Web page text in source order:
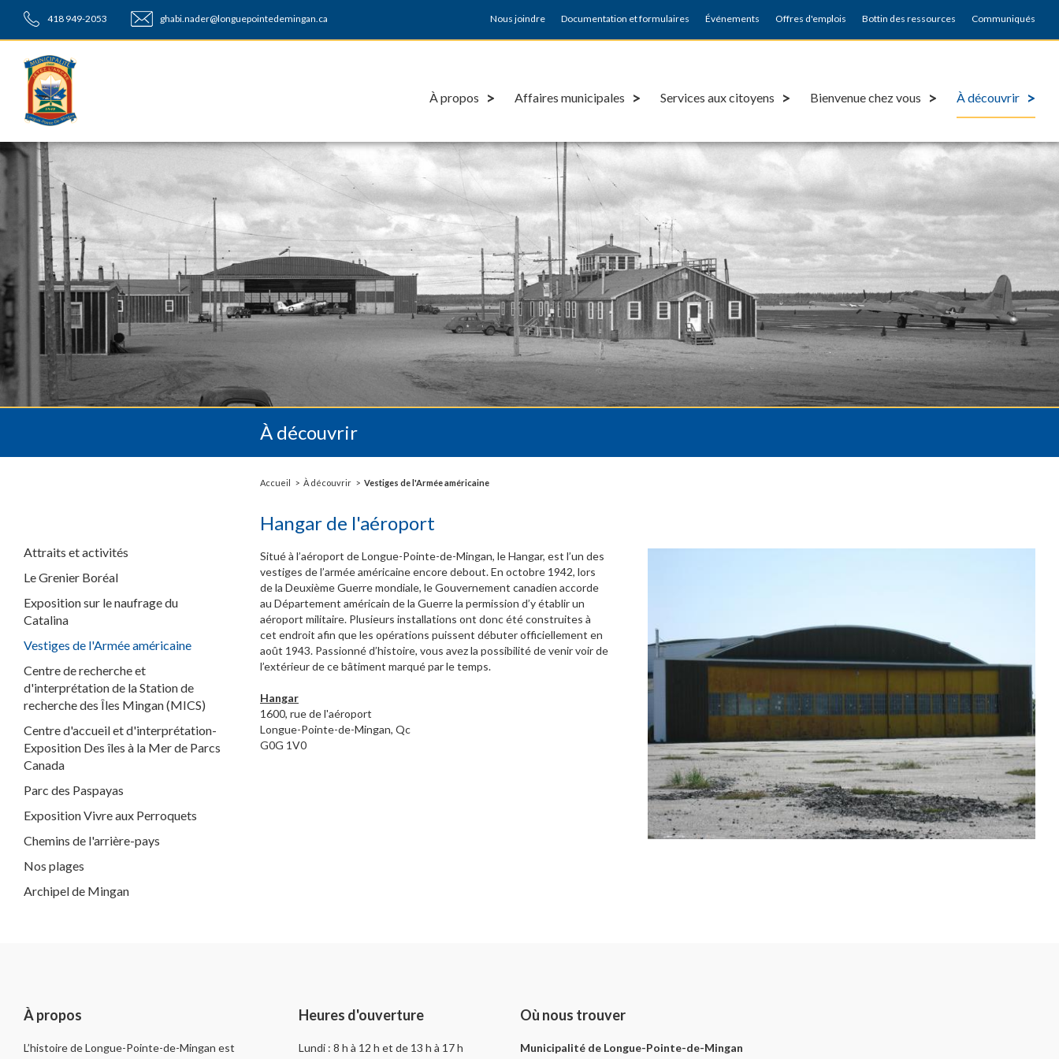
À propos Affaires municipales Services aux citoyens Bienvenue chez vous À découvrir
418 949-2053 ghabi.nader@longuepointedemingan.ca Nous joindre Documentation et formulaires Événements Offres d'emplois Bottin des ressources Communiqués
À découvrir
Attraits et activités
Le Grenier Boréal
Exposition sur le naufrage du
Catalina
Vestiges de l'Armée américaine
Centre de recherche et
d'interprétation de la Station de
recherche des Îles Mingan (MICS)
Centre d'accueil et d'interprétation-
Exposition Des îles à la Mer de Parcs
Canada
Parc des Paspayas
Exposition Vivre aux Perroquets
Chemins de l'arrière-pays
Nos plages
Archipel de Mingan
Accueil À découvrir Vestiges de l'Armée américaine
Hangar de l'aéroport
Situé à l’aéroport de Longue-Pointe-de-Mingan, le Hangar, est l’un des
vestiges de l’armée américaine encore debout. En octobre 1942, lors
de la Deuxième Guerre mondiale, le Gouvernement canadien accorde
au Département américain de la Guerre la permission d’y établir un
aéroport militaire. Plusieurs installations ont donc été construites à
cet endroit afin que les opérations puissent débuter officiellement en
août 1943. Passionné d’histoire, vous avez la possibilité de venir voir de
l’extérieur de ce bâtiment marqué par le temps.
Hangar
1600, rue de l'aéroport
Longue-Pointe-de-Mingan, Qc
G0G 1V0
À propos
L’histoire de Longue-Pointe-de-Mingan est
Heures d'ouverture
Lundi : 8 h à 12 h et de 13 h à 17 h
Où nous trouver
Municipalité de Longue-Pointe-de-Mingan